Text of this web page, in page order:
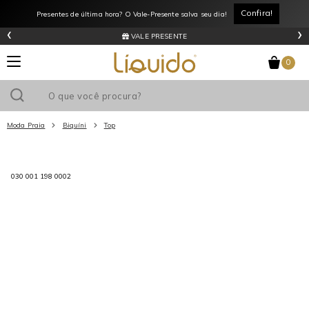
Presentes de última hora? O Vale-Presente salva seu dia! Confira!
VALE PRESENTE
‹ ›
0
Moda Praia Biquíni Top
030 001 198 0002